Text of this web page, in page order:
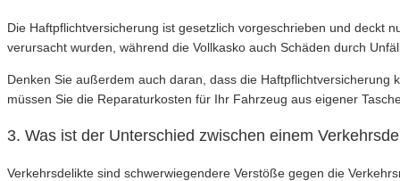
Die Haftpflichtversicherung ist gesetzlich vorgeschrieben und deckt
verursacht wurden, während die Vollkasko auch Schäden durch
Denken Sie außerdem auch daran, dass die
müssen Sie die Reparaturkosten für Ihr Fahrzeug aus eigener
3. Was ist der Unterschied zwischen einem
Verkehrsdelikte sind schwerwiegendere Verstöße gegen die